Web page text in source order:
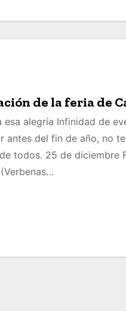
de la feria de
esa alegría Infinidad de
antes del fin de año, no
todos. 25 de diciembre